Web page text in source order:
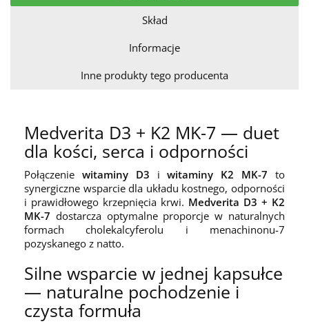
Skład
Informacje
Inne produkty tego producenta
Medverita D3 + K2 MK-7 — duet
dla kości, serca i odporności
Połączenie witaminy D3 iwitaminy K2 MK-7 to
synergiczne wsparcie dla układu kostnego, odporności
i prawidłowego krzepnięcia krwi. Medverita D3 + K2
MK-7 dostarcza optymalne proporcje w naturalnych
formach cholekalcyferolu i menachinonu-7
pozyskanego z natto.
Silne wsparcie w jednej kapsułce
— naturalne pochodzenie i
czysta formuła